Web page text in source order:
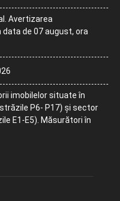
Avertizarea
de 07 august, ora
imobilelor situate în
P6- P17) și sector
E1-E5). Măsurători în